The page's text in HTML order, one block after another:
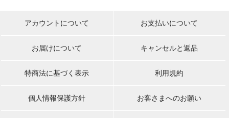
アカウントについて お支払いについて
お届けについて キャンセルと返品
特商法に基づく表示 利用規約
個人情報保護方針 お客さまへのお願い